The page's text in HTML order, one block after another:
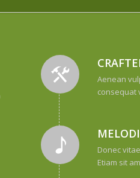
Aenean
consequat
Donec
Etiam sit